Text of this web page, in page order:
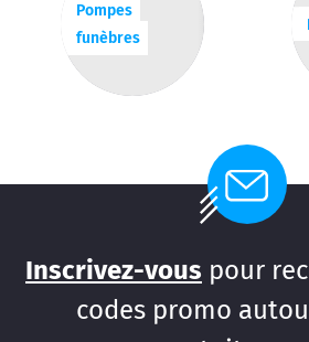
Pompes
funèbres
Inscrivez-vous pour
codes promo